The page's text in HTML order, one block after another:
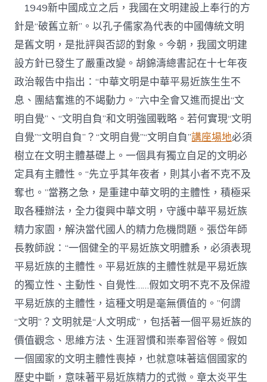
1949新中國成立之后，我國在文明建設上奉行的方
針是“破舊立新”。以孔子儒家為代表的中國傳統文明
是舊文明，是批評與否認的對象。今朝，我國文明建
設方針已發生了嚴重改變。胡錦濤總書記在十七年夜
政治報告中指出：“中華文明是中華平易近族生生不
息、團結奮進的不竭動力。”六中全會又進而提出“文
明自覺”、“文明自負”和文明強國戰略。若何實現“文明
自覺”“文明自負”？“文明自覺”“文明自負”講座場地必須
樹立在文明主體基礎上。一個具有獨立自足的文明必
定具有主體性。“先立乎其年夜者，則其小者不克不及
奪也。”當務之急，是重建中華文明的主體性，積極采
取各種辦法，全力復興中華文明，守護中華平易近族
精力家園，解決當代國人的精力危機問題。張岱年師
長教師說：“一個健全的平易近族文明體系，必須表現
平易近族的主體性。平易近族的主體性就是平易近族
的獨立性、主動性、自覺性……假如文明不克不及保證
平易近族的主體性，這種文明是毫無價值的。”何謂
“文明”？文明就是“人文明成”，包括著一個平易近族的
價值觀念、思維方法、生涯習慣和崇奉習俗等。假如
一個國家的文明主體性喪掉，也就意味著這個國家的
歷史中斷，意味著平易近族精力的式微。章太炎平生